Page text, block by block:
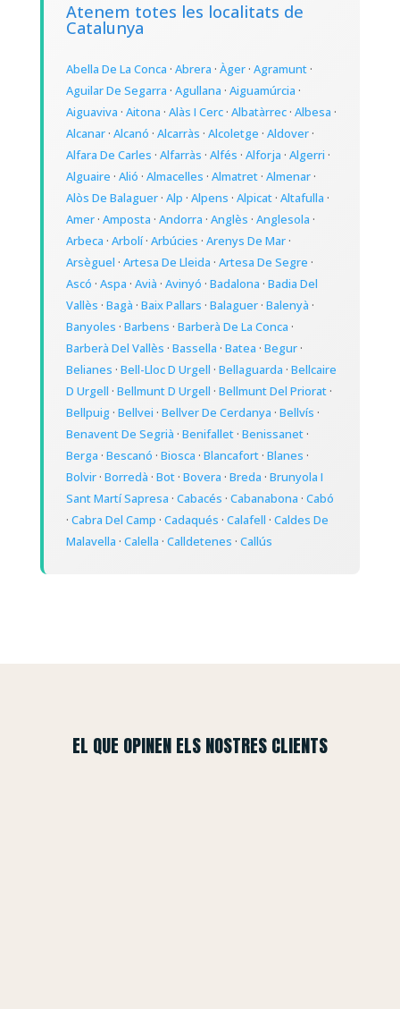
Atenem totes les localitats de
Catalunya
Abella De La Conca · Abrera · Àger· Agramunt·
Aguilar De Segarra · Agullana · Aiguamúrcia ·
Aiguaviva · Aitona · Alàs I Cerc· Albatàrrec· Albesa ·
Alcanar· Alcanó · Alcarràs · Alcoletge · Aldover·
Alfara De Carles · Alfarràs · Alfés · Alforja · Algerri ·
Alguaire · Alió · Almacelles · Almatret· Almenar·
Alòs De Balaguer· Alp · Alpens · Alpicat· Altafulla ·
Amer· Amposta · Andorra · Anglès · Anglesola ·
Arbeca · Arbolí· Arbúcies · Arenys De Mar·
Arsèguel · Artesa De Lleida · Artesa De Segre ·
Ascó · Aspa · Avià · Avinyó · Badalona · Badia Del
Vallès · Bagà · Baix Pallars · Balaguer· Balenyà ·
Banyoles · Barbens · Barberà De La Conca ·
Barberà Del Vallès · Bassella · Batea · Begur·
Belianes · Bell-Lloc D Urgell · Bellaguarda · Bellcaire
D Urgell · Bellmunt D Urgell · Bellmunt Del Priorat·
Bellpuig· Bellvei · Bellver De Cerdanya · Bellvís ·
Benavent De Segrià · Benifallet· Benissanet·
Berga · Bescanó · Biosca · Blancafort· Blanes ·
Bolvir· Borredà · Bot· Bovera · Breda · Brunyola I
Sant Martí Sapresa · Cabacés · Cabanabona · Cabó
· Cabra Del Camp · Cadaqués · Calafell · Caldes De
Malavella · Calella · Calldetenes · Callús
EL QUE OPINEN ELS NOSTRES CLIENTS